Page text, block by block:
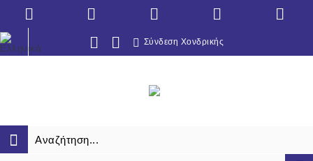
Σύνδεση Χονδρικής